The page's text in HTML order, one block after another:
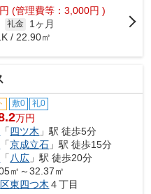
円 (管理費等：3,000円 )
礼金
1ヶ月
/ 22.90㎡
敷0 礼0
万円
「四ツ木 」駅 徒歩5分
「京成立石 」駅 徒歩15分
「八広 」駅 徒歩20分
㎡～32.37㎡
東四つ木 ４丁目